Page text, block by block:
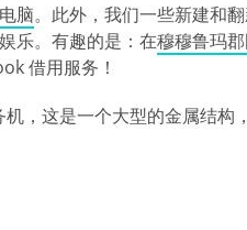
脑。此外，我们一些新建和
乐。有趣的是：在穆穆鲁玛
借用服务！